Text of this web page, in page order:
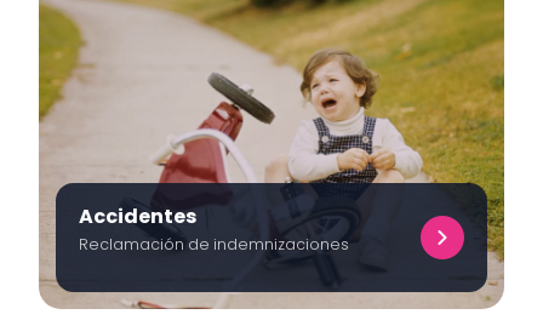
Accidentes
Reclamación de indemnizaciones